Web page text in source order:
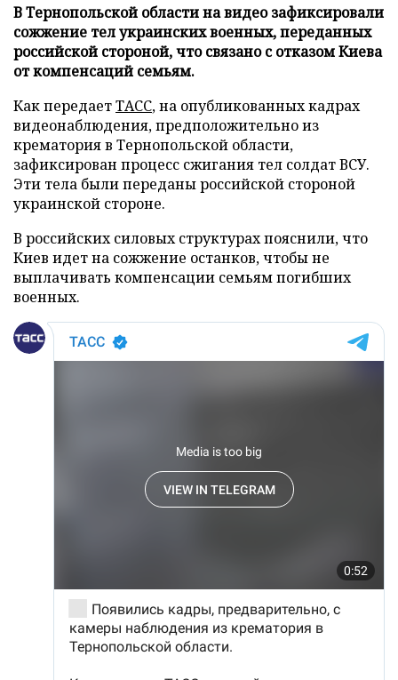
В Тернопольской области на видео зафиксировали
сожжение тел украинских военных, переданных
российской стороной, что связано с отказом Киева
от компенсаций семьям.
Как передаетТАСС, на опубликованных кадрах
видеонаблюдения, предположительно из
крематория в Тернопольской области,
зафиксирован процесс сжигания тел солдат ВСУ.
Эти тела были переданы российской стороной
украинской стороне.
В российских силовых структурах пояснили, что
Киев идет на сожжение останков, чтобы не
выплачивать компенсации семьям погибших
военных.